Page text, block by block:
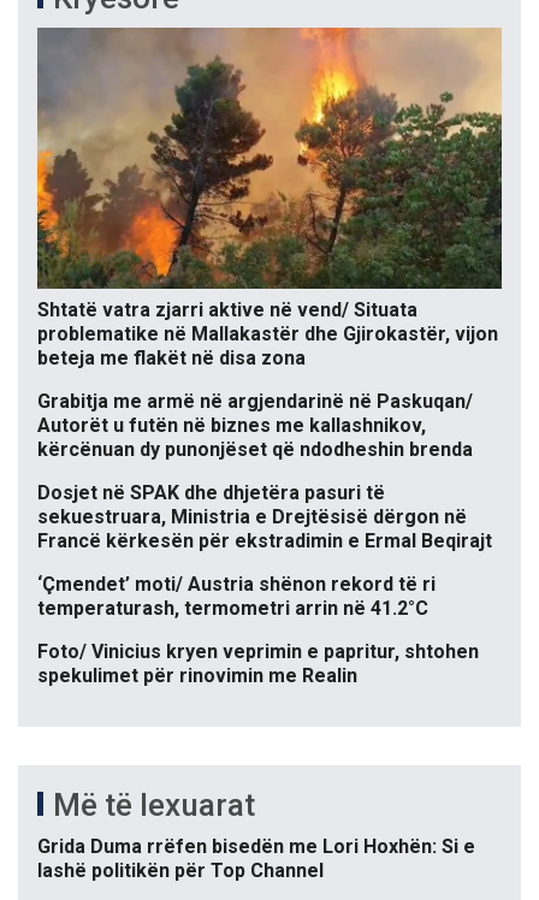
Shtatë vatra zjarri aktive në vend/ Situata
problematike në Mallakastër dhe Gjirokastër, vijon
beteja me flakët në disa zona
Grabitja me armë në argjendarinë në Paskuqan/
Autorët u futën në biznes me kallashnikov,
kërcënuan dy punonjëset që ndodheshin brenda
Dosjet në SPAK dhe dhjetëra pasuri të
sekuestruara, Ministria e Drejtësisë dërgon në
Francë kërkesën për ekstradimin e Ermal Beqirajt
‘Çmendet’ moti/ Austria shënon rekord të ri
temperaturash, termometri arrin në 41.2°C
Foto/ Vinicius kryen veprimin e papritur, shtohen
spekulimet për rinovimin me Realin
Më të lexuarat
Grida Duma rrëfen bisedën me Lori Hoxhën: Si e
lashë politikën për Top Channel